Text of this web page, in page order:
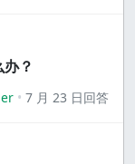
？
7 月 23 日回答